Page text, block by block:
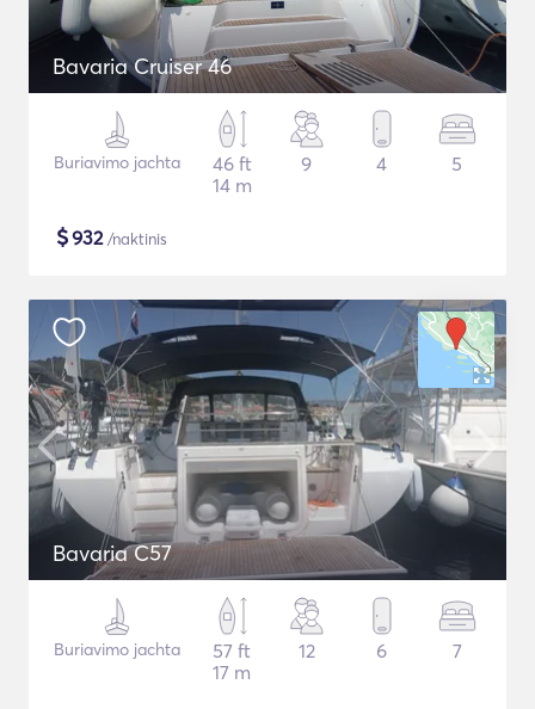
Bavaria Cruiser 46
Buriavimo jachta
46 ft
14 m
9 4 5
$932/naktinis
Bavaria C57
Buriavimo jachta
57 ft
17 m
12 6 7